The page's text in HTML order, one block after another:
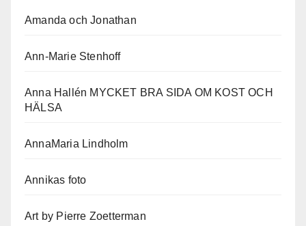
Amanda och Jonathan
Ann-Marie Stenhoff
Anna Hallén MYCKET BRA SIDA OM KOST OCH
HÄLSA
AnnaMaria Lindholm
Annikas foto
Art by Pierre Zoetterman